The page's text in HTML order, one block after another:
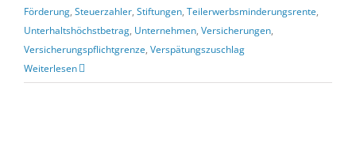
Förderung, Steuerzahler, Stiftungen, Teilerwerbsminderungsrente,
Unterhaltshöchstbetrag, Unternehmen, Versicherungen,
Versicherungspflichtgrenze, Verspätungszuschlag
Weiterlesen